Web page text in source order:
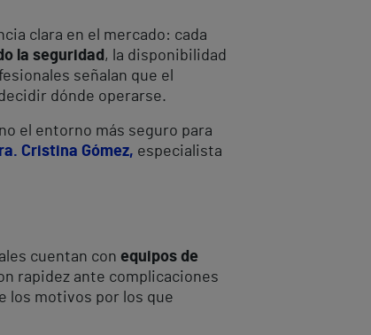
clara en el mercado: cada
la seguridad , la disponibilidad
señalan que el
dónde operarse.
el entorno más seguro para
Cristina Gómez, especialista
cuentan con equipos de
rapidez ante complicaciones
los motivos por los que